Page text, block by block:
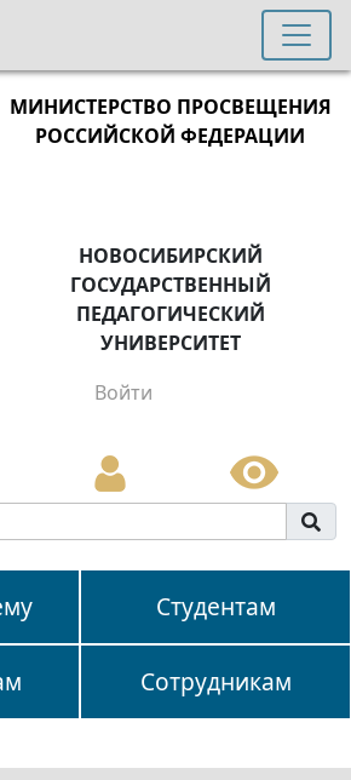
МИНИСТЕРСТВО ПРОСВЕЩЕНИЯ
РОССИЙСКОЙ ФЕДЕРАЦИИ
НОВОСИБИРСКИЙ
ГОСУДАРСТВЕННЫЙ
ПЕДАГОГИЧЕСКИЙ
УНИВЕРСИТЕТ
Войти
Студентам
Сотрудникам